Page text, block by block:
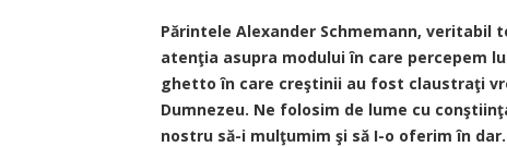
Părintele Alexander Schmemann,
atenţia asupra modului în care percepem
ghetto în care creştinii au fost claustraţi
Dumnezeu. Ne folosim de lume cu
nostru să-i mulţumim şi să I-o oferim în dar.